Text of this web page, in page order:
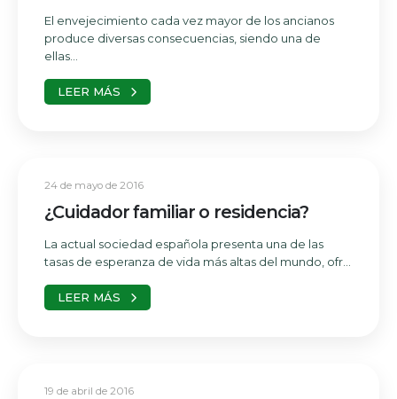
El envejecimiento cada vez mayor de los ancianos
produce diversas consecuencias, siendo una de
ellas...
LEER MÁS
24 de mayo de 2016
¿Cuidador familiar o residencia?
La actual sociedad española presenta una de las
tasas de esperanza de vida más altas del mundo, ofr...
LEER MÁS
19 de abril de 2016